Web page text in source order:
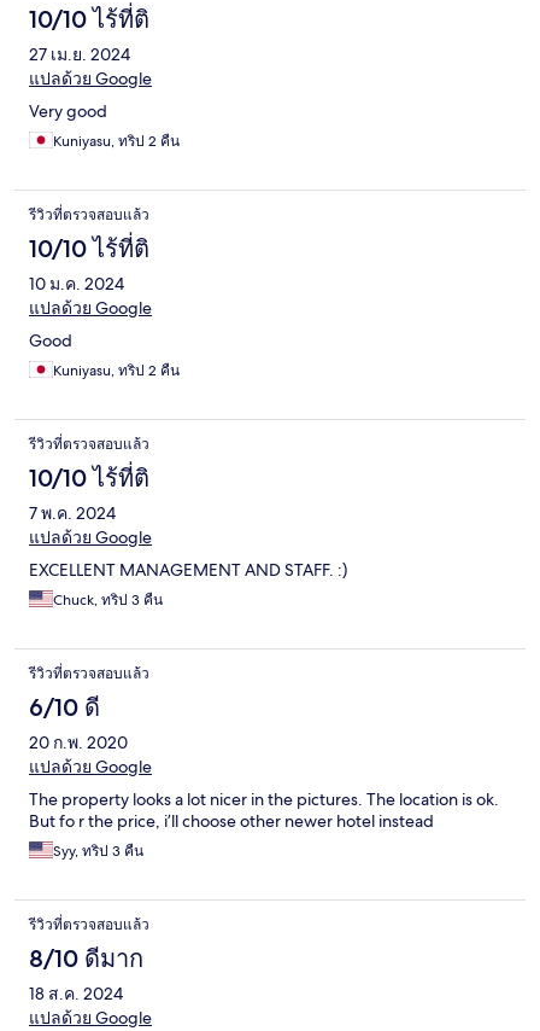
10/10 ไร้ที่ติ
27 เม.ย. 2024
แปลด้วย Google
Very good
Kuniyasu, ทริป 2 คืน
รีวิวที่ตรวจสอบแล้ว
10/10 ไร้ที่ติ
10 ม.ค. 2024
แปลด้วย Google
Good
Kuniyasu, ทริป 2 คืน
รีวิวที่ตรวจสอบแล้ว
10/10 ไร้ที่ติ
7 พ.ค. 2024
แปลด้วย Google
EXCELLENT MANAGEMENT AND STAFF. :)
Chuck, ทริป 3 คืน
รีวิวที่ตรวจสอบแล้ว
6/10 ดี
20 ก.พ. 2020
แปลด้วย Google
The property looks a lot nicer in the pictures. The location is ok.
But fo r the price, i’ll choose other newer hotel instead
Syy, ทริป 3 คืน
รีวิวที่ตรวจสอบแล้ว
8/10 ดีมาก
18 ส.ค. 2024
แปลด้วย Google